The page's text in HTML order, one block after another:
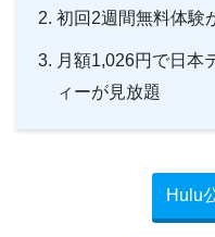
初回2週間無料体験
月額1,026円で日本
ィーが見放題
Hulu